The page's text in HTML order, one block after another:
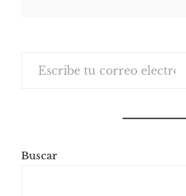
Buscar